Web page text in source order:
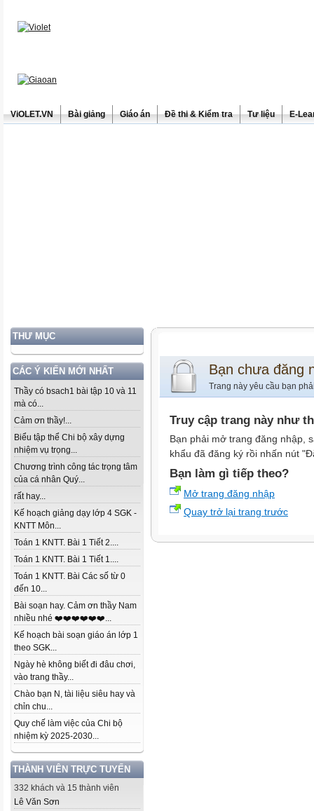
ViOLET.VN Bài giảng Giáo án Đề thi & Kiểm tra Tư liệu E-
THƯ MỤC
CÁC Ý KIẾN MỚI NHẤT
Thầy có bsach1 bài tập 10 và 11
mà có...
Cảm ơn thầy!...
Biểu tập thể Chi bộ xây dựng
nhiệm vụ trọng...
Chương trình công tác trọng tâm
của cá nhân Quý...
rất hay...
Kế hoạch giảng dạy lớp 4 SGK -
KNTT Môn...
Toán 1 KNTT. Bài 1 Tiết 2....
Toán 1 KNTT. Bài 1 Tiết 1....
Toán 1 KNTT. Bài Các số từ 0
đến 10...
Bài soạn hay. Cảm ơn thầy Nam
nhiều nhé ❤️❤️❤️❤️❤️❤️...
Kế hoạch bài soạn giáo án lớp 1
theo SGK...
Ngày hè không biết đi đâu chơi,
vào trang thầy...
Chào bạn N, tài liệu siêu hay và
chỉn chu...
Quy chế làm việc của Chi bộ
nhiệm kỳ 2025-2030...
THÀNH VIÊN TRỰC TUYẾN
332 khách và 15 thành viên
Lê Văn Sơn
Bạn chưa đăng
Trang này yêu cầu bạn
Truy cập trang này như
Bạn phải mở trang đăng nhập,
khẩu đã đăng ký rồi nhấn nút
Bạn làm gì tiếp theo?
Mở trang đăng nhập
Quay trở lại trang trước